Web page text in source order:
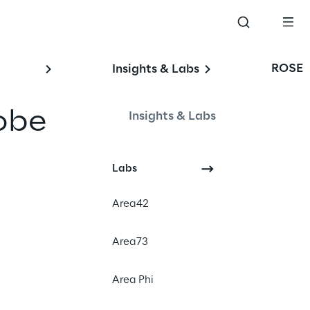
Insights & Labs
Insights & Labs
Labs
Area42
Area73
Area Phi
ROSE